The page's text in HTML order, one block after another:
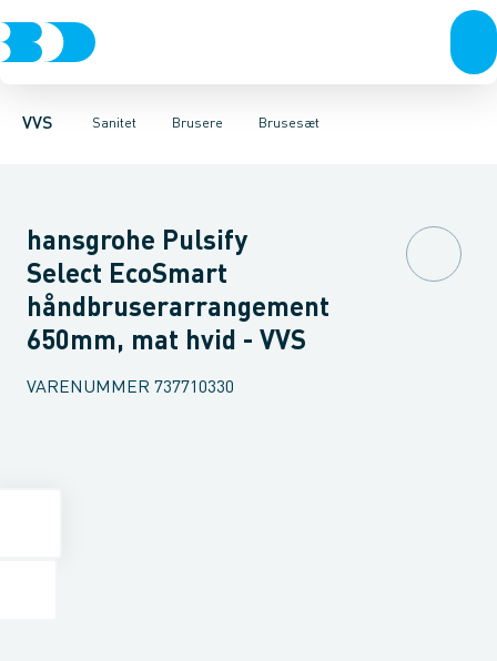
VVS Sanitet
Rør & fittingsPressfittings & rørKuglehaner & ventiler
Brusere
Toiletter, sæder og cisterner VaskeArmaturer
Brusesæt
HåndbrusereBruseslanger BrusesætBrusestænger
hansgrohe Pulsify
Select EcoSmart
håndbruserarrangement
650mm, mat hvid - VVS
VARENUMMER 737710330